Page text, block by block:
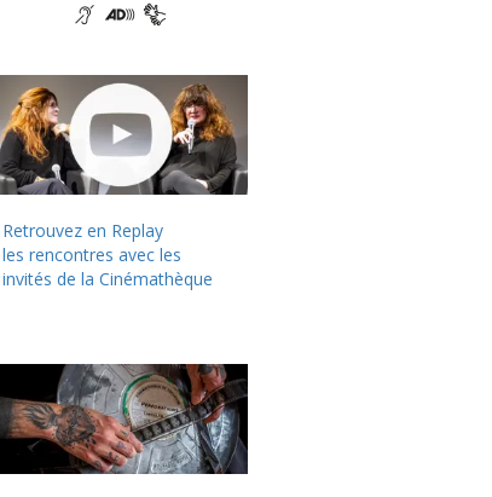
Retrouvez en Replay
les rencontres avec les
invités de la Cinémathèque